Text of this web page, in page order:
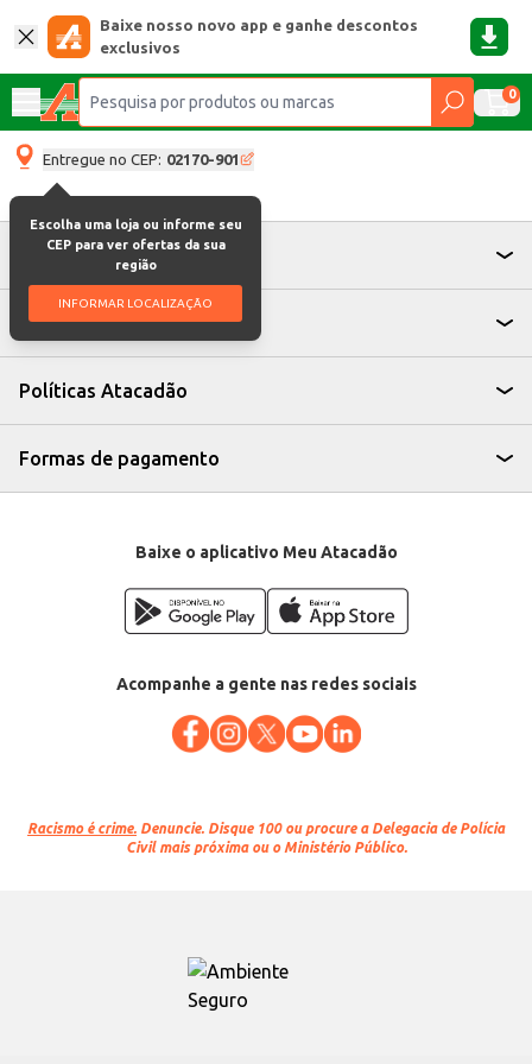
Baixe nosso novo app e ganhe descontos
exclusivos
0
Entregue no CEP: 02170-901
Escolha uma loja ou informe seu
CEP para ver ofertas da sua
região
INFORMAR LOCALIZAÇÃO
Atendimento
Institucional
Políticas Atacadão
Formas de pagamento
Baixe o aplicativo Meu Atacadão
Acompanhe a gente nas redes sociais
Racismo é crime. Denuncie. Disque 100 ou procure a Delegacia de Polícia
Civil mais próxima ou o Ministério Público.